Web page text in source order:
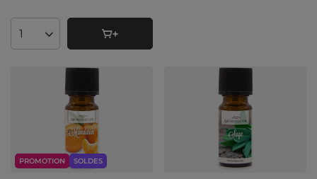
Quantité de produits
PROMOTION SOLDES